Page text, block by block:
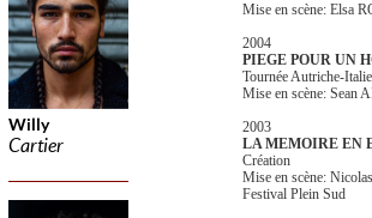
Willy
Cartier
Mise en scène: Elsa
2004
PIEGE POUR UN
Tournée Autriche-Italie
Mise en scène: Sean
2003
LA MEMOIRE EN
Création
Mise en scène:
Festival Plein Sud